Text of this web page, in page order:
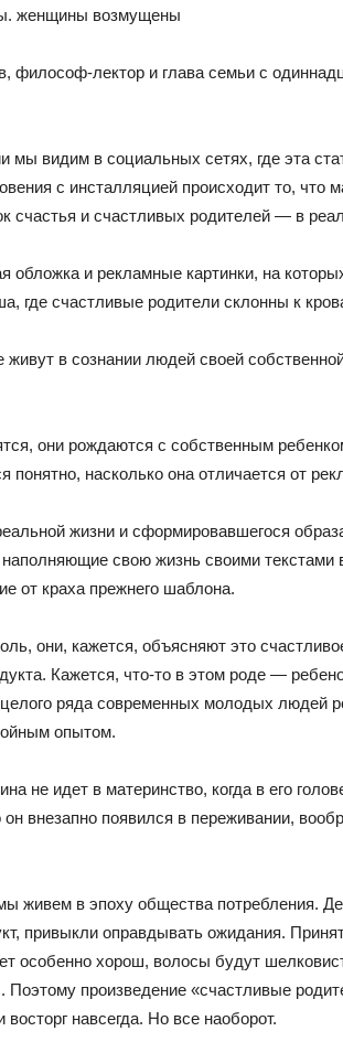
женщины возмущены
философ-лектор и глава семьи с
мы видим в социальных сетях, где эта
с инсталляцией происходит то, что
счастья и счастливых родителей — в
обложка и рекламные картинки, на
где счастливые родители склонны к
живут в сознании людей своей
они рождаются с собственным
понятно, насколько она отличается от
жизни и сформировавшегося
свою жизнь своими
от краха прежнего шаблона.
они, кажется, объясняют это
Кажется, что-то в этом роде —
ряда современных молодых людей
опытом.
не идет в материнство, когда в его
он внезапно появился в переживании,
живем в эпоху общества потребления.
привыкли оправдывать ожидания.
особенно хорош, волосы будут
Поэтому произведение «счастливые
восторг навсегда. Но все наоборот.